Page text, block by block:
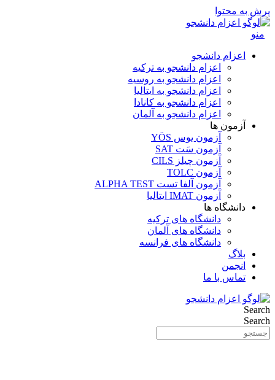
پرش به محتوا
منو
اعزام دانشجو
اعزام دانشجو به ترکیه
اعزام دانشجو به روسیه
اعزام دانشجو به ایتالیا
اعزام دانشجو به کانادا
اعزام دانشجو به آلمان
آزمون ها
آزمون یوس YÖS
آزمون سَت SAT
آزمون چیلز CILS‌
آزمون TOLC
آزمون آلفا تست ALPHA TEST
آزمون IMAT ایتالیا
دانشگاه ها
دانشگاه های ترکیه
دانشگاه های آلمان
دانشگاه های فرانسه
بلاگ
انجمن
تماس با ما
Search
Search